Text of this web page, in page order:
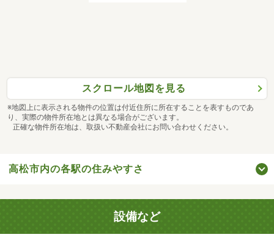
スクロール地図を見る
※地図上に表示される物件の位置は付近住所に所在することを表すものであ
り、実際の物件所在地とは異なる場合がございます。
正確な物件所在地は、取扱い不動産会社にお問い合わせください。
高松市内の各駅の住みやすさ
設備など